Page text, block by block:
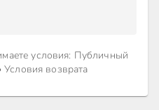
условия: Публичный
Условия возврата